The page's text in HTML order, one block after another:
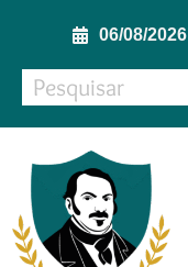
06/08/2026